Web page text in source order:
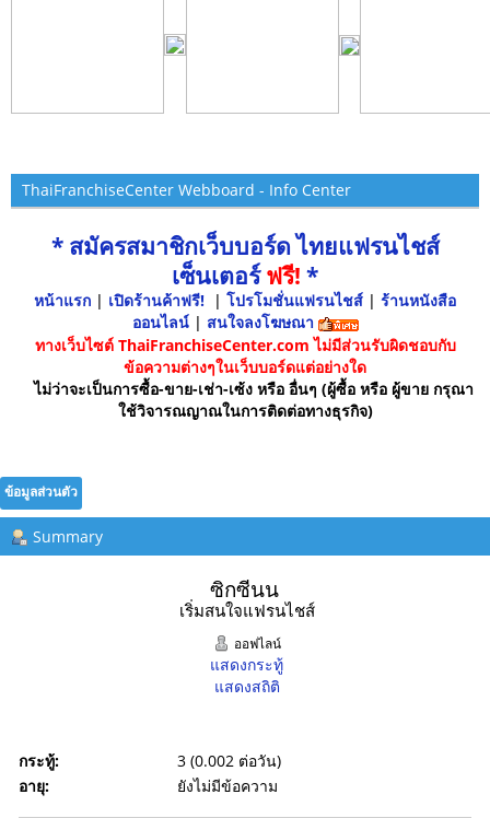
ThaiFranchiseCenter Webboard - Info Center
* สมัครสมาชิกเว็บบอร์ด ไทยแฟรนไชส์
เซ็นเตอร์ฟรี! *
หน้าแรก | เปิดร้านค้าฟรี! | โปรโมชั่นแฟรนไชส์ | ร้านหนังสือ
ออนไลน์ | สนใจลงโฆษณา
ทางเว็บไซต์ ThaiFranchiseCenter.com ไม่มีส่วนรับผิดชอบกับ
ข้อความต่างๆในเว็บบอร์ดแต่อย่างใด
ไม่ว่าจะเป็นการซื้อ-ขาย-เช่า-เซ้ง หรือ อื่นๆ (ผู้ซื้อ หรือ ผู้ขาย กรุณา
ใช้วิจารณญาณในการติดต่อทางธุรกิจ)
ข้อมูลส่วนตัว
Summary
ซิกซีนน
เริ่มสนใจแฟรนไชส์
ออฟไลน์
แสดงกระทู้
แสดงสถิติ
กระทู้:
3 (0.002 ต่อวัน)
อายุ:
ยังไม่มีข้อความ